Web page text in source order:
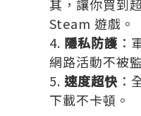
其，讓你買到
Steam 遊戲。
隱私防護 ：
網路活動不被
速度超快 ：
下載不卡頓。